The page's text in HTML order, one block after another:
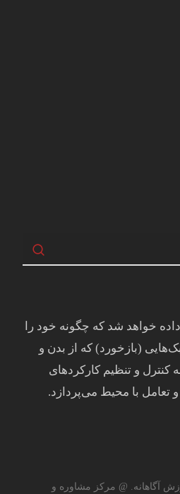
داده خواهد شد كه چگونه خود را
(بازخورد) که از بدن و
و تنظيم کارکردهای
با محيط می‌پردازد.
آگاهانه. @ مرکز مشاوره و